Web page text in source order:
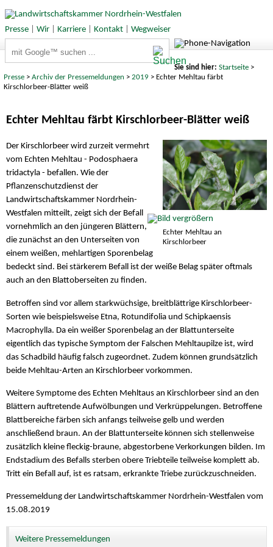
Presse| Wir| Karriere| Kontakt| Wegweiser
Sie sind hier: Startseite>
Presse >Archiv der Pressemeldungen > 2019 > Echter Mehltau färbt
Kirschlorbeer-Blätter weiß
Echter Mehltau färbt Kirschlorbeer-Blätter weiß
Echter Mehltau an
Kirschlorbeer
Der Kirschlorbeer wird zurzeit vermehrt
vom Echten Mehltau - Podosphaera
tridactyla - befallen. Wie der
Pflanzenschutzdienst der
Landwirtschaftskammer Nordrhein-
Westfalen mitteilt, zeigt sich der Befall
vornehmlich an den jüngeren Blättern,
die zunächst an den Unterseiten von
einem weißen, mehlartigen Sporenbelag
bedeckt sind. Bei stärkerem Befall ist der weiße Belag später oftmals
auch an den Blattoberseiten zu finden.
Betroffen sind vor allem starkwüchsige, breitblättrige Kirschlorbeer-
Sorten wie beispielsweise Etna, Rotundifolia und Schipkaensis
Macrophylla. Da ein weißer Sporenbelag an der Blattunterseite
eigentlich das typische Symptom der Falschen Mehltaupilze ist, wird
das Schadbild häufig falsch zugeordnet. Zudem können grundsätzlich
beide Mehltau-Arten an Kirschlorbeer vorkommen.
Weitere Symptome des Echten Mehltaus an Kirschlorbeer sind an den
Blättern auftretende Aufwölbungen und Verkrüppelungen. Betroffene
Blattbereiche färben sich anfangs teilweise gelb und werden
anschließend braun. An der Blattunterseite können sich stellenweise
zusätzlich kleine fleckig-braune, abgestorbene Verkorkungen bilden. Im
Endstadium des Befalls sterben obere Triebteile teilweise komplett ab.
Tritt ein Befall auf, ist es ratsam, erkrankte Triebe zurückzuschneiden.
Pressemeldung der Landwirtschaftskammer Nordrhein-Westfalen vom
15.08.2019
Weitere Pressemeldungen